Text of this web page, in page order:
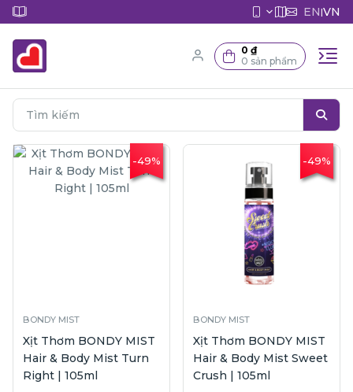
EN|VN
0 ₫
0 sản phẩm
-49%
BONDY MIST
Xịt Thơm BONDY MIST
Hair & Body Mist Turn
Right | 105ml
-49%
BONDY MIST
Xịt Thơm BONDY MIST
Hair & Body Mist Sweet
Crush | 105ml